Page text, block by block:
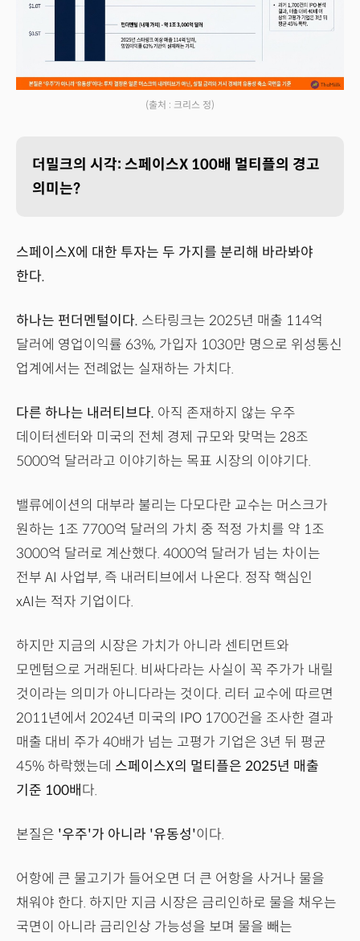
(출처 : 크리스 정)
더밀크의 시각: 스페이스X 100배 멀티플의 경고
의미는?
스페이스X에 대한 투자는 두 가지를 분리해 바라봐야
한다.
하나는 펀더멘털이다. 스타링크는 2025년 매출 114억
달러에 영업이익률 63%, 가입자 1030만 명으로 위성통신
업계에서는 전례없는 실재하는 가치다.
다른 하나는 내러티브다. 아직 존재하지 않는 우주
데이터센터와 미국의 전체 경제 규모와 맞먹는 28조
5000억 달러라고 이야기하는 목표 시장의 이야기다.
밸류에이션의 대부라 불리는 다모다란 교수는 머스크가
원하는 1조 7700억 달러의 가치 중 적정 가치를 약 1조
3000억 달러로 계산했다. 4000억 달러가 넘는 차이는
전부 AI 사업부, 즉 내러티브에서 나온다. 정작 핵심인
xAI는 적자 기업이다.
하지만 지금의 시장은 가치가 아니라 센티먼트와
모멘텀으로 거래된다. 비싸다라는 사실이 꼭 주가가 내릴
것이라는 의미가 아니다라는 것이다. 리터 교수에 따르면
2011년에서 2024년 미국의 IPO 1700건을 조사한 결과
매출 대비 주가 40배가 넘는 고평가 기업은 3년 뒤 평균
45% 하락했는데 스페이스X의 멀티플은 2025년 매출
기준 100배다.
본질은 '우주'가 아니라 '유동성'이다.
어항에 큰 물고기가 들어오면 더 큰 어항을 사거나 물을
채워야 한다. 하지만 지금 시장은 금리인하로 물을 채우는
국면이 아니라 금리인상 가능성을 보며 물을 빼는